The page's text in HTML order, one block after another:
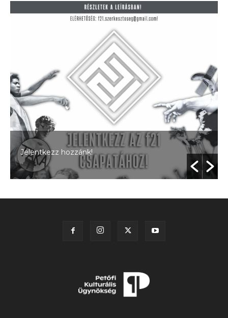
Jelentkezz hozzánk!